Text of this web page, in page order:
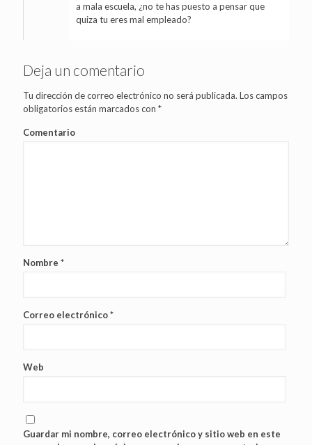
a mala escuela, ¿no te has puesto a pensar que
quiza tu eres mal empleado?
Deja un comentario
Tu dirección de correo electrónico no será publicada. Los campos
obligatorios están marcados con *
Comentario
Nombre *
Correo electrónico*
Web
Guardar mi nombre, correo electrónico y sitio web en este